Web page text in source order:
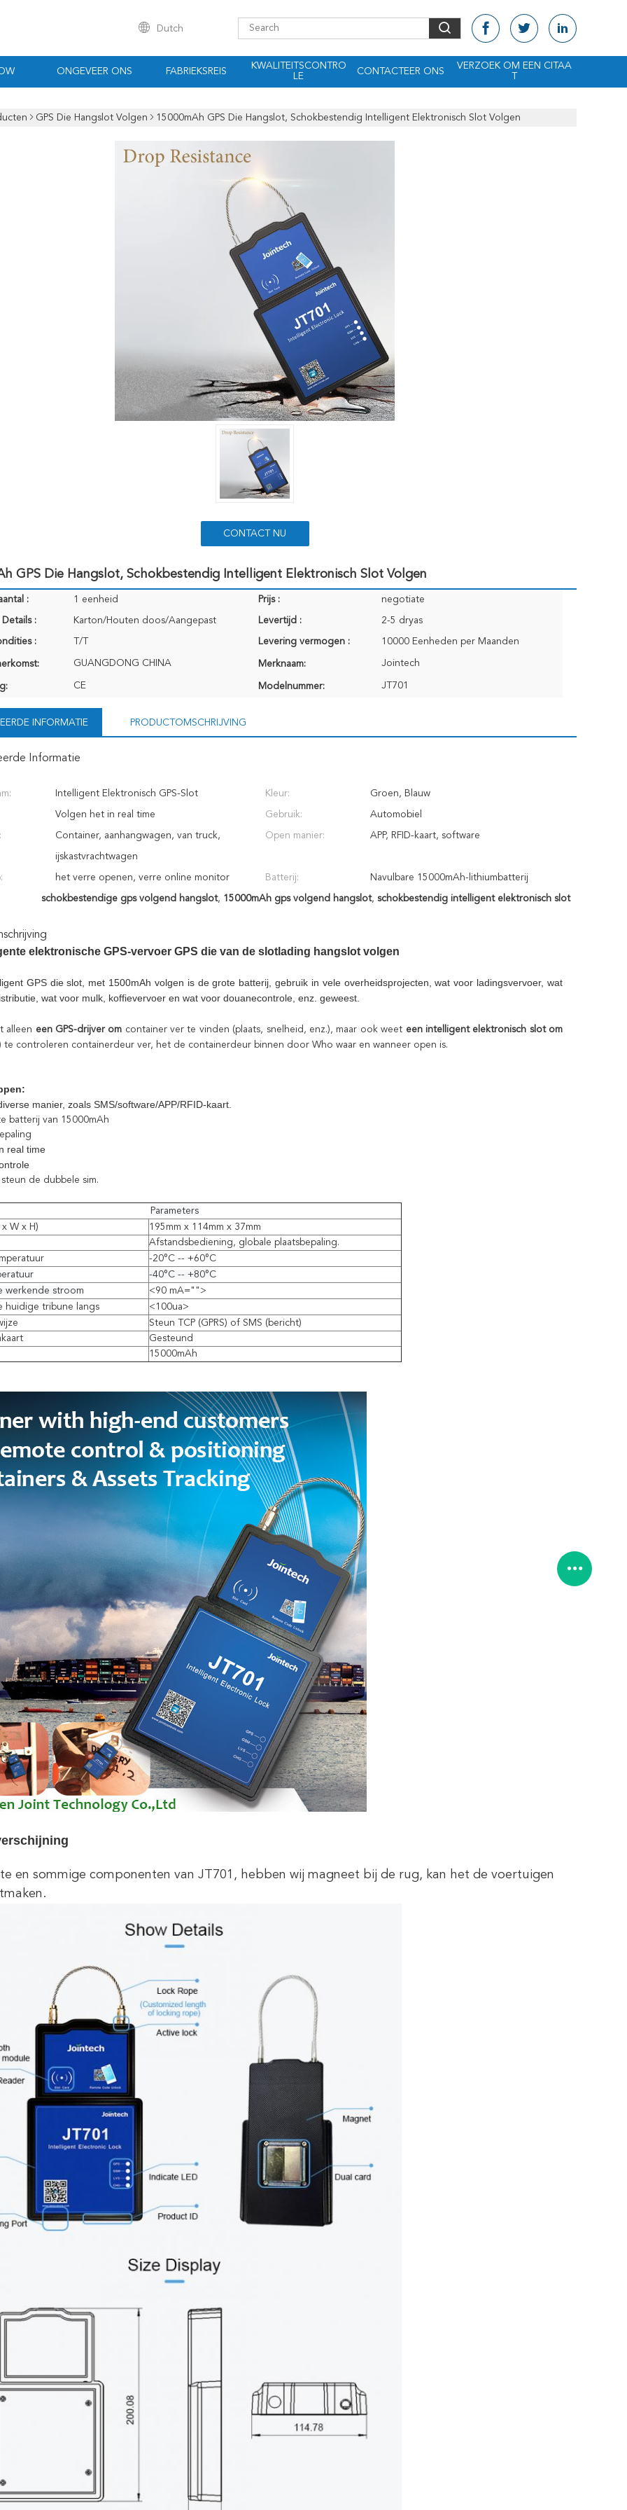
Dutch
ONGEVEER ONS FABRIEKSREIS
KWALITEITSCONTRO
LE
CONTACTEER ONS
VERZOEK OM EEN CITAA
GPS Die Hangslot Volgen 15000mAh GPS Die Hangslot, Schokbestendig Intelligent Elektronisch Slot Volgen
CONTACT NU
GPS Die Hangslot, Schokbestendig Intelligent Elektronisch Slot Volgen
: 1 eenheid Prijs : negotiate
: Karton/Houten doos/Aangepast Levertijd : 2-5 dryas
: T/T Levering vermogen : 10000 Eenheden per Maanden
GUANGDONG CHINA Merknaam: Jointech
CE Modelnummer: JT701
INFORMATIE PRODUCTOMSCHRIJVING
Informatie
Intelligent Elektronisch GPS-Slot Kleur: Groen, Blauw
Volgen het in real time Gebruik: Automobiel
Container, aanhangwagen, van truck,
ijskastvrachtwagen
Open manier: APP, RFID-kaart, software
het verre openen, verre online monitor Batterij: Navulbare 15000mAh-lithiumbatterij
schokbestendige gps volgend hangslot, 15000mAh gps volgend hangslot, schokbestendig intelligent elektronisch slot
elektronische GPS-vervoer GPS die van de slotlading hangslot volgen
GPS die slot, met 1500mAh volgen is de grote batterij, gebruik in vele overheidsprojecten, wat voor ladingsvervoer, wat
wat voor mulk, koffievervoer en wat voor douanecontrole, enz. geweest.
alleen een GPS-drijver om container ver te vinden (plaats, snelheid, enz.), maar ook weet een intelligent elektronisch slot om
te controleren containerdeur ver, het de containerdeur binnen door Who waar en wanneer open is.
manier, zoals SMS/software/APP/RFID-kaart.
batterij van 15000mAh
real time
de dubbele sim.
Parameters
W x H)
195mm x 114mm x 37mm
Afstandsbediening, globale plaatsbepaling.
-20°C -- +60°C
-40°C -- +80°C
werkende stroom
<90 mA="">
huidige tribune langs
<100ua>
Steun TCP (GPRS) of SMS (bericht)
Gesteund
15000mAh
en sommige componenten van JT701, hebben wij magneet bij de rug, kan het de voertuigen